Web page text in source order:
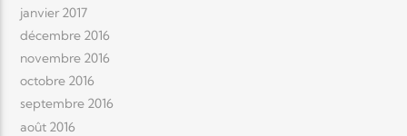
janvier 2017
décembre 2016
novembre 2016
octobre 2016
septembre 2016
août 2016